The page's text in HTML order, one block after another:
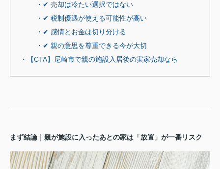
・✔ 売却は冷たい選択ではない
・✔ 税制優遇が使える可能性が高い
・✔ 感情とお金は切り分ける
・✔ 親の意思を尊重できる今が大切
・【CTA】尼崎市で親の施設入居後の実家売却なら
まず結論｜親が施設に入ったあとの家は「放置」が一番リスク